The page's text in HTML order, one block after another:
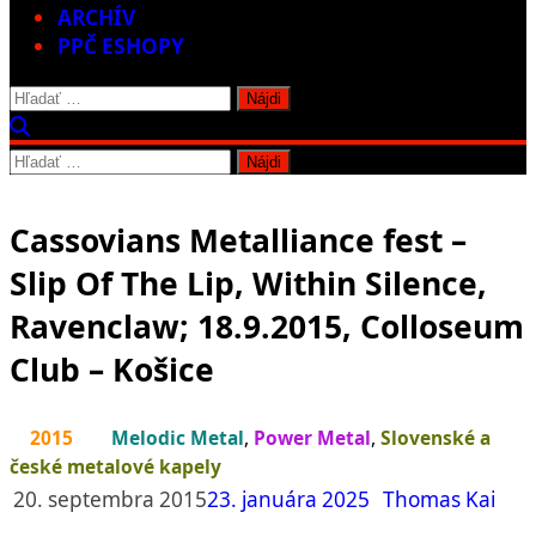
ARCHÍV
PPČ ESHOPY
Hľadať:
Hľadať:
Cassovians Metalliance fest –
Slip Of The Lip, Within Silence,
Ravenclaw; 18.9.2015, Colloseum
Club – Košice
2015 Melodic Metal, Power Metal, Slovenské a
české metalové kapely
20. septembra 201523. januára 2025 Thomas Kai